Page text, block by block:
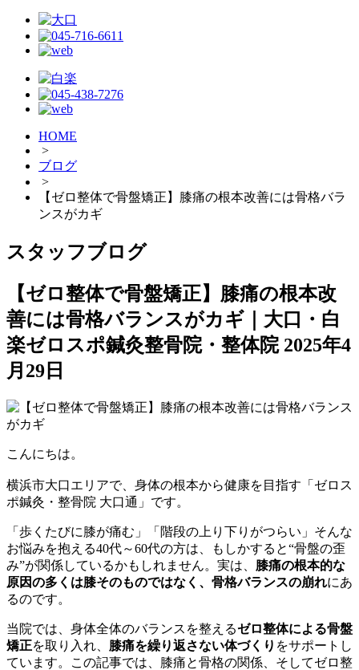
HOME
>
ブログ
>
【ゼロ整体で骨盤矯正】膝痛の根本改善には骨格バラ
ンスがカギ
スタッフブログ
【ゼロ整体で骨盤矯正】膝痛の根本改
善には骨格バランスがカギ｜大口・白
楽ゼロスポ鍼灸整骨院・整体院 2025年4
月29日
こんにちは。
横浜市大口エリアで、身体の根本から健康を目指す「ゼロス
ポ鍼灸・整骨院 大口通」です。
「歩くたびに膝が痛む」「階段の上り下りがつらい」そんな
お悩みを抱える40代～60代の方は、もしかすると“骨盤の歪
み”が関係しているかもしれません。実は、 膝痛の根本的な
原因の多くは膝そのものではなく、骨格バランスの崩れにあ
るのです。
当院では、身体全体のバランスを整えるゼロ整体による骨盤
矯正を取り入れ、 膝痛を繰り返さない体づくり をサポートし
ています。この記事では、膝痛と骨格の関係、そしてゼロ整